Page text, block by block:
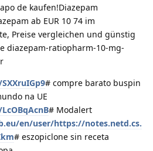
de kaufen!Diazepam
ab EUR 10 74 im
Preise vergleichen und günstig
diazepam-ratiopharm-10-mg-
# compre barato buspin
na UE
# Modalert
en/user/https://notes.netd.cs.
# eszopiclone sin receta